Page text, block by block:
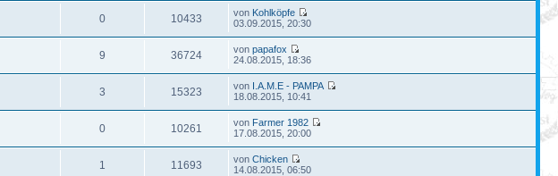
0 10433 von Kohlköpfe
03.09.2015, 20:30
9 36724 vonpapafox
24.08.2015, 18:36
3 15323 von I.A.M.E - PAMPA
18.08.2015, 10:41
0 10261 von Farmer 1982
17.08.2015, 20:00
1 11693 vonChicken
14.08.2015, 06:50